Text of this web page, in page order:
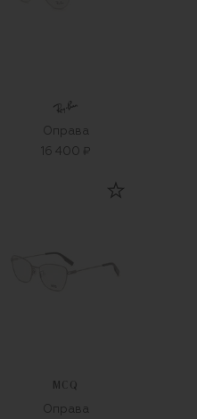
Оправа
16 400 ₽
MCQ
Оправа